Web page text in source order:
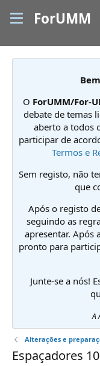
ForUMM
O ForUMM/For-
debate de temas
aberto a todos
participar de
Termos e
Sem registo, não
que
Após o registo
seguindo as
apresentar. Após
pronto para
Junte-se a nós!
A
Alterações e
Espaçadores